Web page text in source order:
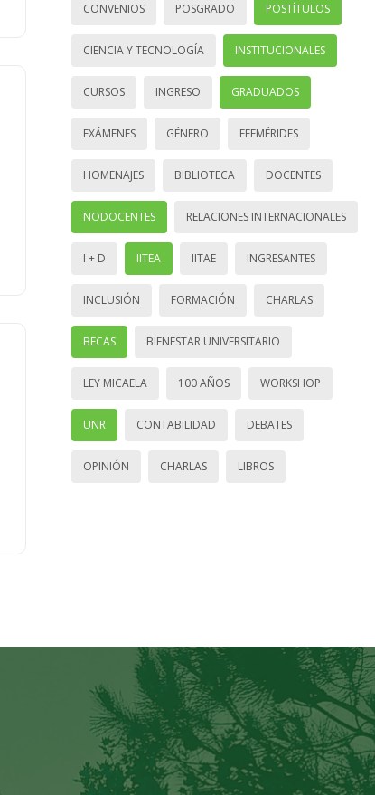
CONVENIOS POSGRADO POSTÍTULOS
CIENCIA Y TECNOLOGÍA INSTITUCIONALES
CURSOS INGRESO GRADUADOS
EXÁMENES GÉNERO EFEMÉRIDES
HOMENAJES BIBLIOTECA DOCENTES
NODOCENTES RELACIONES INTERNACIONALES
I + D IITEA IITAE INGRESANTES
INCLUSIÓN FORMACIÓN CHARLAS
BECAS BIENESTAR UNIVERSITARIO
LEY MICAELA 100 AÑOS WORKSHOP
UNR CONTABILIDAD DEBATES
OPINIÓN CHARLAS LIBROS